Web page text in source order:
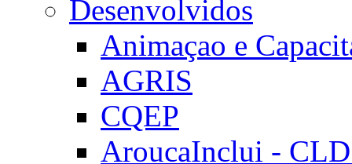
Desenvolvidos
Animaçao e
AGRIS
CQEP
AroucaInclui -